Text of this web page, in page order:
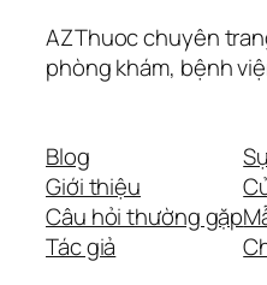
AZThuoc chuyên
phòng khám, bệnh
Blog
Giới thiệu
Câu hỏi thường gặp
Tác giả